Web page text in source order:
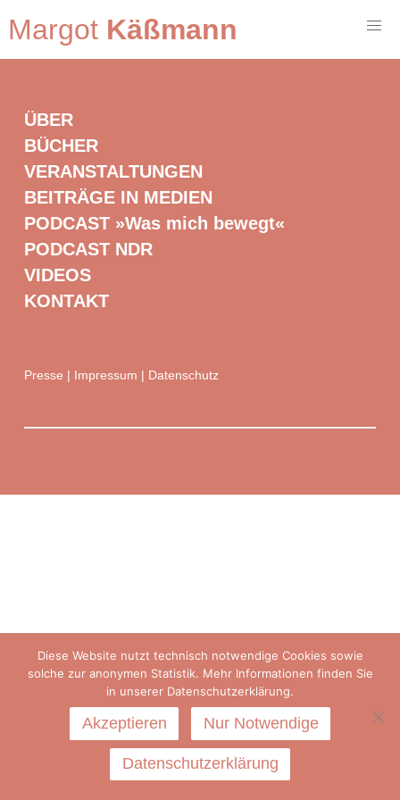
Margot Käßmann
ÜBER
BÜCHER
VERANSTALTUNGEN
BEITRÄGE IN MEDIEN
PODCAST »Was mich bewegt«
PODCAST NDR
VIDEOS
KONTAKT
Presse Impressum Datenschutz
Diese Website nutzt technisch notwendige Cookies sowie
solche zur anonymen Statistik. Mehr Informationen finden Sie
in unserer Datenschutzerklärung.
Akzeptieren Nur Notwendige
Datenschutzerklärung